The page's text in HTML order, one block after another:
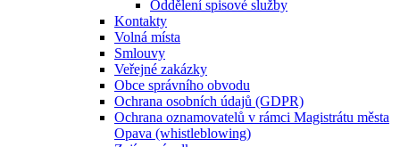
Oddělení spisové služby
Kontakty
Volná místa
Smlouvy
Veřejné zakázky
Obce správního obvodu
Ochrana osobních údajů (GDPR)
Ochrana oznamovatelů v rámci Magistrátu města
Opava (whistleblowing)